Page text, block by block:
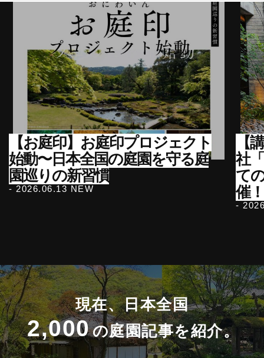
【お庭印】お庭印プロジェクト
始動〜日本全国の庭園を守る庭
園巡りの新習慣
- 2026.06.13 NEW
【
社
て
催！
-
現在、日本全国
2,000の庭園記事を紹介。